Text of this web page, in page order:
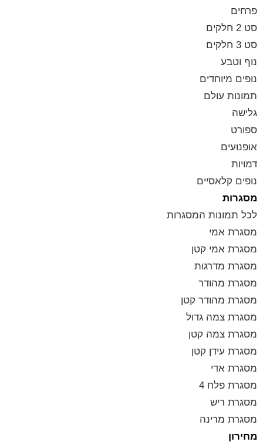
פרחים
סט 2 חלקים
סט 3 חלקים
נוף וטבע
נופים מיוחדים
תמונות עולם
גלישה
ספורט
אופנועים
דמויות
נופים קלאסיים
מסגרות
לכל תמונות המסגרות
מסגרת אמי
מסגרת אמי קטן
מסגרת מדרגות
מסגרת מהודר
מסגרת מהודר קטן
מסגרת צמה גדול
מסגרת צמה קטן
מסגרת עידן קטן
מסגרת אדי
מסגרת פלח 4
מסגרת ריש
מסגרת מרינה
מחירון